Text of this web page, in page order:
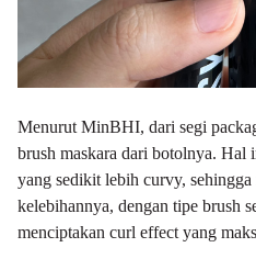
Menurut MinBHI, dari segi
brush maskara dari botolnya. Hal
yang sedikit lebih curvy,
kelebihannya, dengan tipe brush
menciptakan curl effect yang